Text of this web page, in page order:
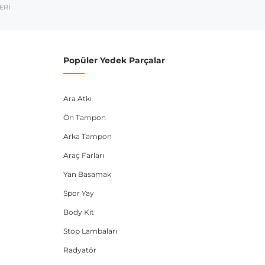
veya şasi numarası ile uyumluluğu kontrol
Popüler Yedek Parçalar
Ara Atkı
Ön Tampon
Arka Tampon
Araç Farları
Yan Basamak
Spor Yay
Body Kit
Stop Lambaları
Radyatör